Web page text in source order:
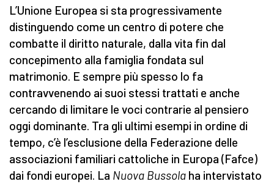
L’Unione Europea si sta progressivamente
distinguendo come un centro di potere che
combatte il diritto naturale, dalla vita fin dal
concepimento alla famiglia fondata sul
matrimonio. E sempre più spesso lo fa
contravvenendo ai suoi stessi trattati e anche
cercando di limitare le voci contrarie al pensiero
oggi dominante. Tra gli ultimi esempi in ordine di
tempo, c’è l’esclusione della Federazione delle
associazioni familiari cattoliche in Europa (Fafce)
dai fondi europei. La Nuova Bussola ha intervistato